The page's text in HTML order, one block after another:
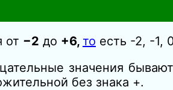
от −2 до +6, то есть -2, -1,
значения
без знака +.